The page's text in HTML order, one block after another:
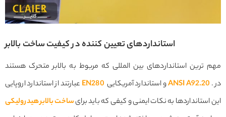
استانداردهای تعیین کننده در کیفیت ساخت بالابر
مهم ترین استانداردهای بین المللی که مربوط به بالابر متحرک هستند
EN280 ANSI A92.20 . در
این استانداردها به نکات ایمنی و کیفی که باید برایساخت بالابرهیدرولیکی